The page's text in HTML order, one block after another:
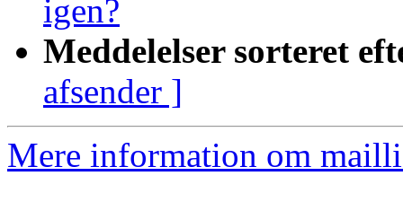
igen?
Meddelelser sorteret
afsender ]
Mere information om